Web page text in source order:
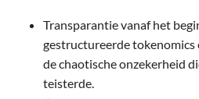
Transparantie vanaf het
gestructureerde
de chaotische onzekerheid
teisterde.